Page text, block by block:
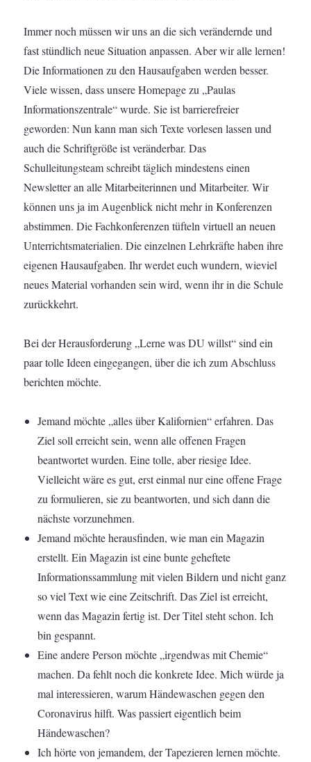
Immer noch müssen wir uns an die sich verändernde und
fast stündlich neue Situation anpassen. Aber wir alle lernen!
Die Informationen zu den Hausaufgaben werden besser.
Viele wissen, dass unsere Homepage zu „Paulas
Informationszentrale“ wurde. Sie ist barrierefreier
geworden: Nun kann man sich Texte vorlesen lassen und
auch die Schriftgröße ist veränderbar. Das
Schulleitungsteam schreibt täglich mindestens einen
Newsletter an alle Mitarbeiterinnen und Mitarbeiter. Wir
können uns ja im Augenblick nicht mehr in Konferenzen
abstimmen. Die Fachkonferenzen tüfteln virtuell an neuen
Unterrichtsmaterialien. Die einzelnen Lehrkräfte haben ihre
eigenen Hausaufgaben. Ihr werdet euch wundern, wieviel
neues Material vorhanden sein wird, wenn ihr in die Schule
zurückkehrt.
Bei der Herausforderung „Lerne was DU willst“ sind ein
paar tolle Ideen eingegangen, über die ich zum Abschluss
berichten möchte.
Jemand möchte „alles über Kalifornien“ erfahren. Das
Ziel soll erreicht sein, wenn alle offenen Fragen
beantwortet wurden. Eine tolle, aber riesige Idee.
Vielleicht wäre es gut, erst einmal nur eine offene Frage
zu formulieren, sie zu beantworten, und sich dann die
nächste vorzunehmen.
Jemand möchte herausfinden, wie man ein Magazin
erstellt. Ein Magazin ist eine bunte geheftete
Informationssammlung mit vielen Bildern und nicht ganz
so viel Text wie eine Zeitschrift. Das Ziel ist erreicht,
wenn das Magazin fertig ist. Der Titel steht schon. Ich
bin gespannt.
Eine andere Person möchte „irgendwas mit Chemie“
machen. Da fehlt noch die konkrete Idee. Mich würde ja
mal interessieren, warum Händewaschen gegen den
Coronavirus hilft. Was passiert eigentlich beim
Händewaschen?
Ich hörte von jemandem, der Tapezieren lernen möchte.